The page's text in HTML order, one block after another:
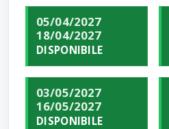
05/04/2027
18/04/2027
DISPONIBILE
03/05/2027
16/05/2027
DISPONIBILE